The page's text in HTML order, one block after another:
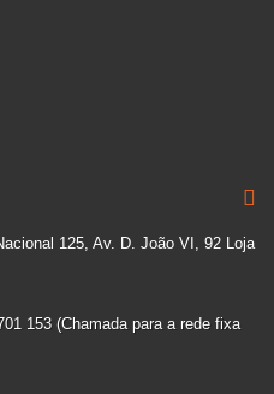
125, Av. D. João VI, 92 Loja
153 (Chamada para a rede fixa